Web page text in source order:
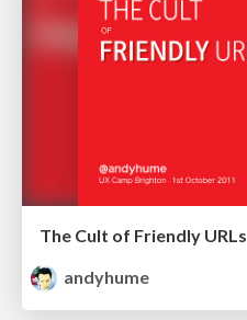
The Cult of Friendly URLs
andyhume